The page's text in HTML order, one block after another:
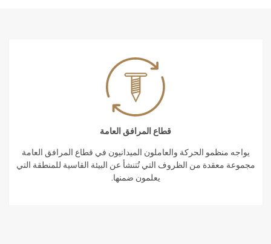
قطاع المرافق العامة
يواجه منظمو الحركة والعاملون الميدانيون في قطاع المرافق العامة
مجموعة معقدة من الظروف التي تُتنشأ عن البيئة القاسية للمنطقة التي
يعلمون ضمنها.